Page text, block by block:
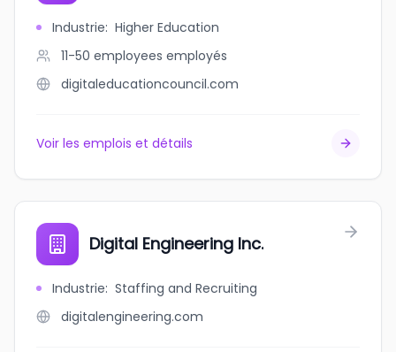
Industrie: Higher Education
11-50 employees employés
digitaleducationcouncil.com
Voir les emplois et détails
Digital Engineering Inc.
Industrie: Staffing and Recruiting
digitalengineering.com